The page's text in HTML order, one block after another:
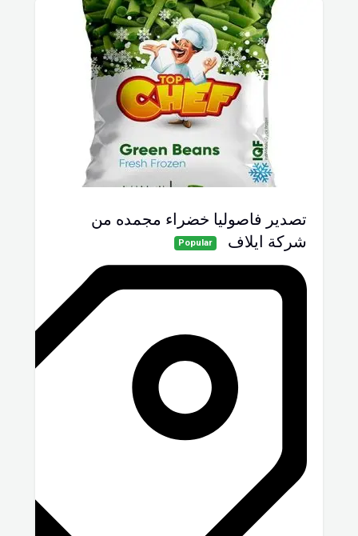
تصدير فاصوليا خضراء مجمده من
شركة ايلاف
Popular